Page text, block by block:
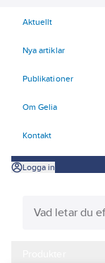
Aktuellt
Nya artiklar
Publikationer
Om Gelia
Kontakt
Logga in